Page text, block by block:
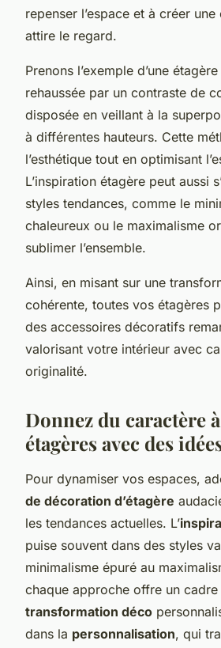
repenser l’espace et à créer
attire le regard.
Prenons l’exemple d’une
rehaussée par un contraste de
disposée en veillant à la
à différentes hauteurs. Cette
l’esthétique tout en optimisant
L’inspiration étagère peut aussi
styles tendances, comme le
chaleureux ou le maximalisme
sublimer l’ensemble.
Ainsi, en misant sur une
cohérente, toutes vos étagères
des accessoires décoratifs
valorisant votre intérieur avec
originalité.
Donnez du caractère
étagères avec des
Pour dynamiser vos espaces,
de décoration d’étagère
les tendances actuelles. L’
puise souvent dans des styles
minimalisme épuré au
chaque approche offre un
transformation déco
dans la personnalisation, qui